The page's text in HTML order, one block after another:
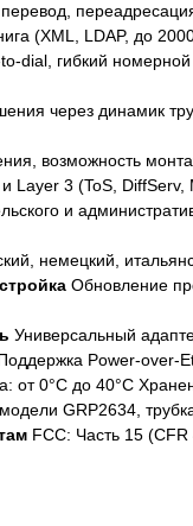
(XML, LDAP, до
to-dial, гибкий
через динамик
возможность
Layer 3 (ToS, DiffServ,
и
немецкий,
Обновление
Универсальный
Power-over-
от 0°C до 40°C
GRP2634,
FCC: Часть 15